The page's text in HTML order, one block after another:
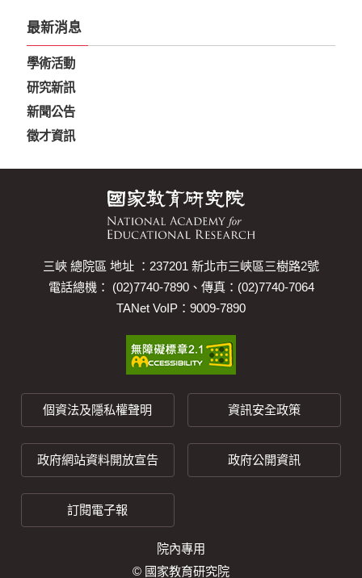
最新消息
學術活動
研究新訊
新聞公告
徵才資訊
三峽 總院區 地址 ：237201 新北市三峽區三樹路2號
電話總機： (02)7740-7890、傳真：(02)7740-7064
TANet VoIP：9009-7890
個資法及隱私權聲明 資訊安全政策
政府網站資料開放宣告 政府公開資訊
訂閱電子報
院內專用
© 國家教育研究院